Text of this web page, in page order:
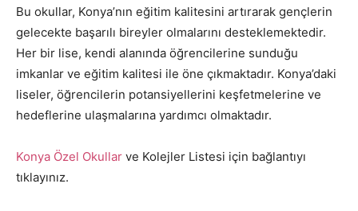
Bu okullar, Konya’nın eğitim kalitesini artırarak gençlerin
gelecekte başarılı bireyler olmalarını desteklemektedir.
Her bir lise, kendi alanında öğrencilerine sunduğu
imkanlar ve eğitim kalitesi ile öne çıkmaktadır. Konya’daki
liseler, öğrencilerin potansiyellerini keşfetmelerine ve
hedeflerine ulaşmalarına yardımcı olmaktadır.
Konya Özel Okullar ve Kolejler Listesi için bağlantıyı
tıklayınız.